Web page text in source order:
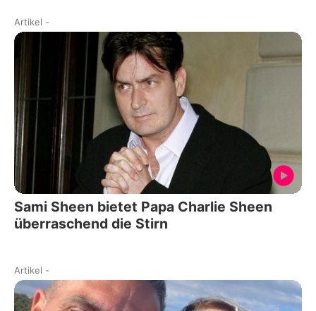
Artikel -
Sami Sheen bietet Papa Charlie Sheen
überraschend die Stirn
Artikel -